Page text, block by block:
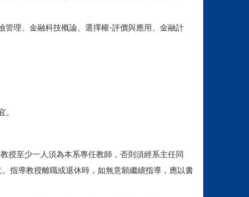
管理、金融科技概論、選擇權-評價與應用、金融計
授至少一人須為本系專任教師，否則須經系主任同
指導教授離職或退休時，如無意願繼續指導，應以書